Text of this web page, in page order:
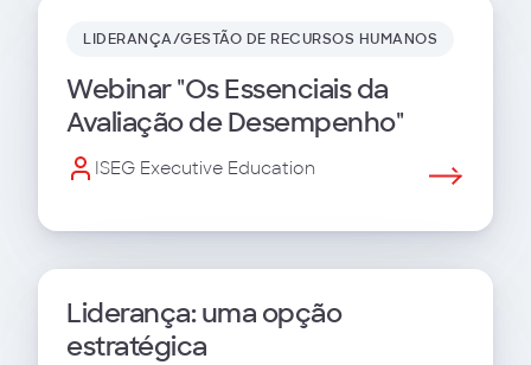
LIDERANÇA/GESTÃO DE RECURSOS HUMANOS
Webinar "Os Essenciais da
Avaliação de Desempenho"
ISEG Executive Education
Liderança: uma opção
estratégica